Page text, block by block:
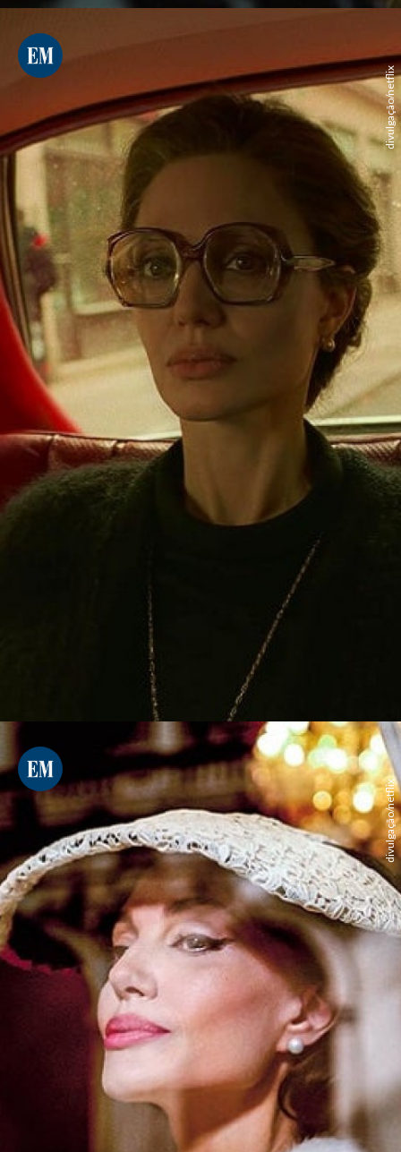
divulgação/netflix
divulgação/netflix